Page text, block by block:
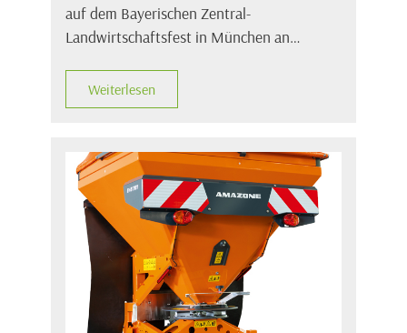
auf dem Bayerischen Zentral-
Landwirtschaftsfest in München an…
Weiterlesen